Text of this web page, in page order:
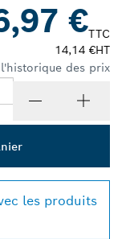
€TTC
14,14 €HT
des prix
les produits